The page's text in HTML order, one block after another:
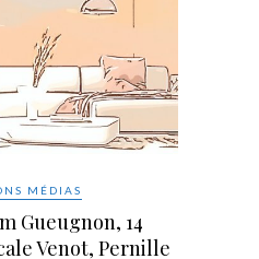
MÉDIAS
Gueugnon, 14
Venot, Pernille